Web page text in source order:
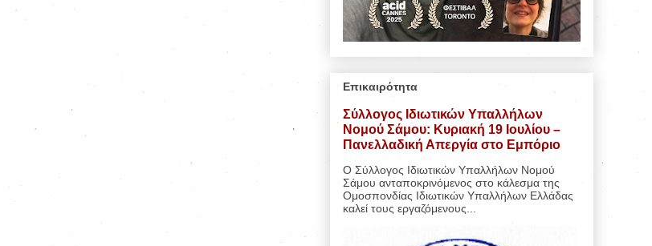
Επικαιρότητα
Σύλλογος Ιδιωτικών Υπαλλήλων
Νομού Σάμου: Κυριακή 19 Ιουλίου –
Πανελλαδική Απεργία στο Εμπόριο
Ο Σύλλογος Ιδιωτικών Υπαλλήλων Νομού
Σάμου ανταποκρινόμενος στο κάλεσμα της
Ομοσπονδίας Ιδιωτικών Υπαλλήλων Ελλάδας
καλεί τους εργαζόμενους...